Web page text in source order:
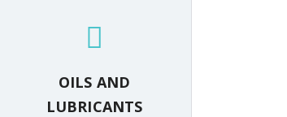
OILS AND
LUBRICANTS